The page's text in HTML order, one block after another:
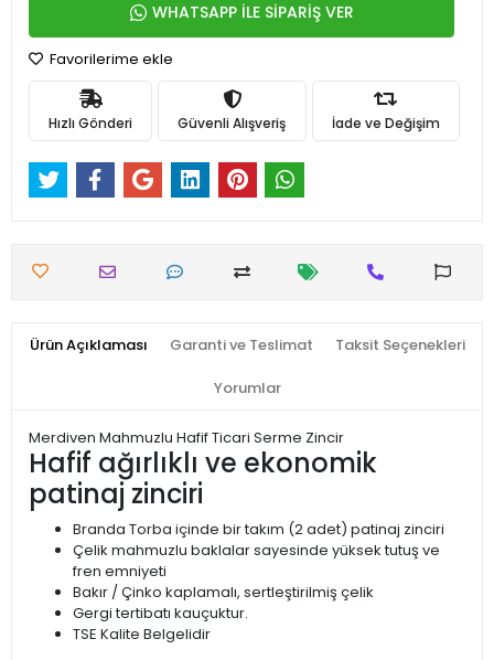
WHATSAPP İLE SİPARİŞ VER
Favorilerime ekle
Hızlı Gönderi Güvenli Alışveriş İade ve Değişim
Ürün Açıklaması Garanti ve Teslimat Taksit Seçenekleri
Yorumlar
Merdiven Mahmuzlu Hafif Ticari Serme Zincir
Hafif ağırlıklı ve ekonomik
patinaj zinciri
Branda Torba içinde bir takım (2 adet) patinaj zinciri
Çelik mahmuzlu baklalar sayesinde yüksek tutuş ve
fren emniyeti
Bakır / Çinko kaplamalı, sertleştirilmiş çelik
Gergi tertibatı kauçuktur.
TSE Kalite Belgelidir